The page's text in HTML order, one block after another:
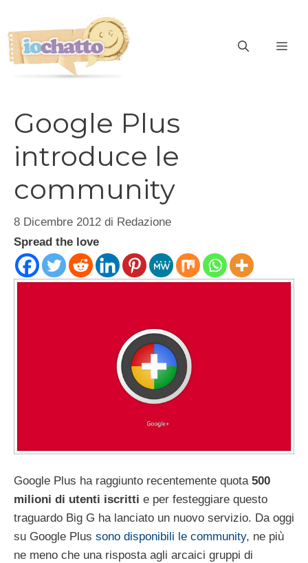
contenuto
Google Plus
introduce le
community
8 Dicembre 2012 di Redazione
Spread the love
Google Plus ha raggiunto recentemente quota 500
milioni di utenti iscritti e per festeggiare questo
traguardo Big G ha lanciato un nuovo servizio. Da oggi
su Google Plus sono disponibili le community, ne più
ne meno che una risposta agli arcaici gruppi di